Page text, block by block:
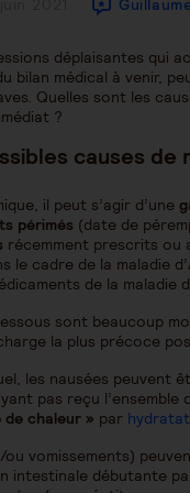
déplaisantes qui
bilan médical à venir,
Quelles sont les
?
causes de
il peut s’agir d’une
périmés (date de
récemment prescrits ou
le cadre de la maladie
de la
sont beaucoup
la plus précoce
les nausées peuvent
pas reçu
de chaleur » par
vomissements)
intestinale débutante